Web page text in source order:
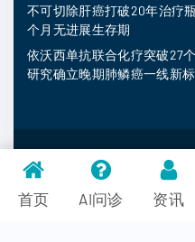
不可切除肝癌打破20年治疗
个月无进展生存期
依沃西单抗联合化疗突破27
研究确立晚期肺鳞癌一线新
首页 AI问诊 资讯